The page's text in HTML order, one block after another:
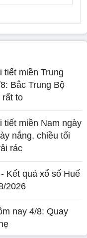
tiết miền Trung
Bắc Trung Bộ
rất to
tiết miền Nam ngày
nắng, chiều tối
rác
Kết quả xổ số Huế
2026
nay 4/8: Quay